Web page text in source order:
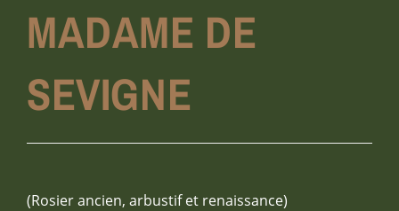
MADAME DE
SEVIGNE
(Rosier ancien, arbustif et renaissance)